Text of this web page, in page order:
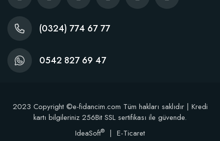
(0324) 774 67 77
0542 827 69 47
2023 Copyright ©e-fidancim.com Tüm hakları saklıdır | Kredi
kartı bilgileriniz 256Bit SSL sertifikası ile güvende.
IdeaSoft® | E-Ticaret